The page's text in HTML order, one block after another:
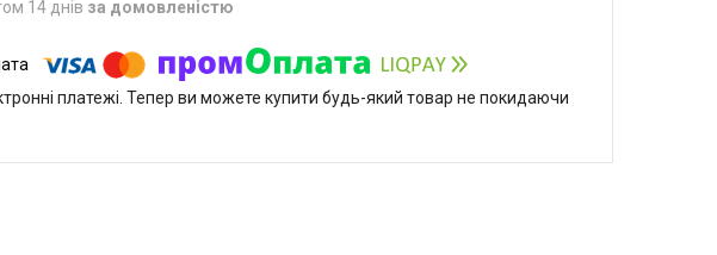
14 днів за домовленістю
платежі. Тепер ви можете купити будь-який товар не покидаючи